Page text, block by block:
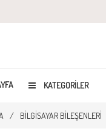
KATEGORILER
/ BILGISAYAR BILEŞENLERI